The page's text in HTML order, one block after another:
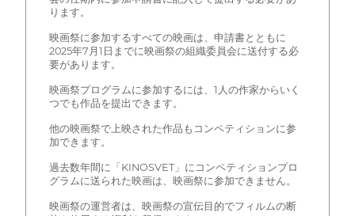
ります。
映画祭に参加するすべての映画は、申請書とともに
2025年7月1日までに映画祭の組織委員会に送付する必
要があります。
映画祭プログラムに参加するには、1人の作家からいく
つでも作品を提出できます。
他の映画祭で上映された作品もコンペティションに参
加できます。
過去数年間に「KINOSVET」にコンペティションプロ
グラムに送られた映画は、映画祭に参加できません。
映画祭の運営者は、映画祭の宣伝目的でフィルムの断